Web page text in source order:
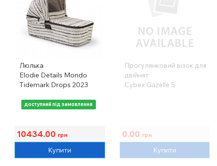
Люлька
Elodie Details Mondo
Tidemark Drops 2023
доступний під замовлення
10434.00 грн
Купити
Прогулянковий візок для
двійнят
Cybex Gazelle S
0.00 грн
Купити